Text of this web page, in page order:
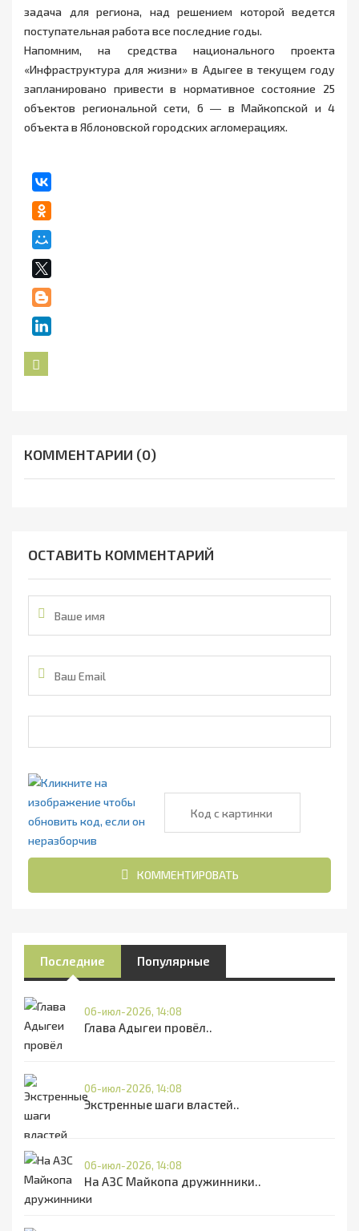
задача для региона, над решением которой ведется
поступательная работа все последние годы.
Напомним, на средства национального проекта
«Инфраструктура для жизни» в Адыгее в текущем году
запланировано привести в нормативное состояние 25
объектов региональной сети, 6 ― в Майкопской и 4
объекта в Яблоновской городских агломерациях.
КОММЕНТАРИИ (0)
ОСТАВИТЬ КОММЕНТАРИЙ
КОММЕНТИРОВАТЬ
Последние Популярные
06-июл-2026, 14:08
Глава Адыгеи провёл..
06-июл-2026, 14:08
Экстренные шаги властей..
06-июл-2026, 14:08
На АЗС Майкопа дружинники..